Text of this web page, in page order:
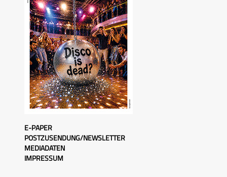
E-PAPER
POSTZUSENDUNG/NEWSLETTER
MEDIADATEN
IMPRESSUM